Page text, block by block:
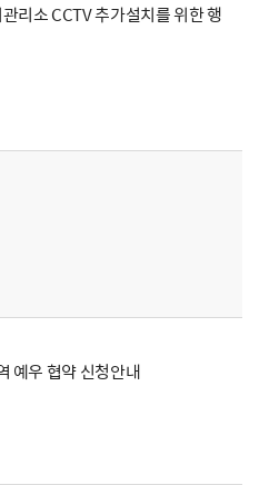
리소 CCTV 추가설치를 위한 행
예우 협약 신청안내